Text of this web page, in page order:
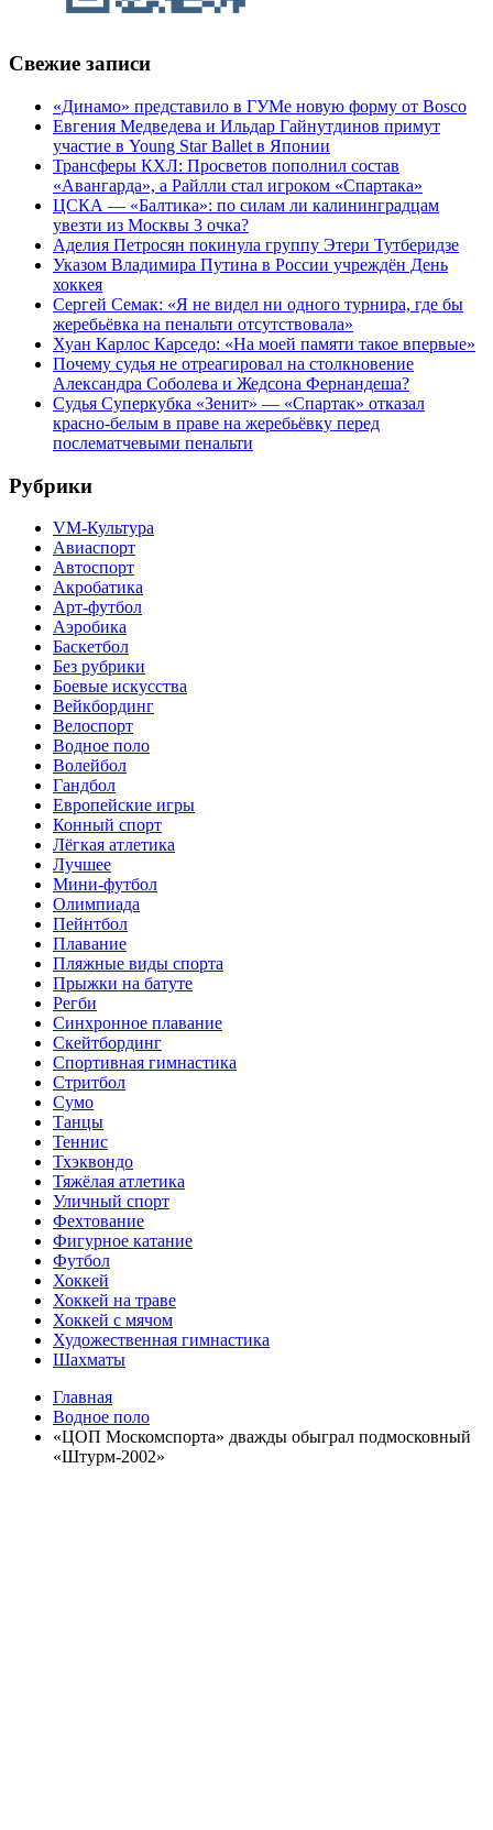
Свежие записи
«Динамо» представило в ГУМе новую форму от Bosco
Евгения Медведева и Ильдар Гайнутдинов примут
участие в Young Star Ballet в Японии
Трансферы КХЛ: Просветов пополнил состав
«Авангарда», а Райлли стал игроком «Спартака»
ЦСКА — «Балтика»: по силам ли калининградцам
увезти из Москвы 3 очка?
Аделия Петросян покинула группу Этери Тутберидзе
Указом Владимира Путина в России учреждён День
хоккея
Сергей Семак: «Я не видел ни одного турнира, где бы
жеребьёвка на пенальти отсутствовала»
Хуан Карлос Карседо: «На моей памяти такое впервые»
Почему судья не отреагировал на столкновение
Александра Соболева и Жедсона Фернандеша?
Судья Суперкубка «Зенит» — «Спартак» отказал
красно-белым в праве на жеребьёвку перед
послематчевыми пенальти
Рубрики
VM-Культура
Авиаспорт
Автоспорт
Акробатика
Арт-футбол
Аэробика
Баскетбол
Без рубрики
Боевые искусства
Вейкбординг
Велоспорт
Водное поло
Волейбол
Гандбол
Европейские игры
Конный спорт
Лёгкая атлетика
Лучшее
Мини-футбол
Олимпиада
Пейнтбол
Плавание
Пляжные виды спорта
Прыжки на батуте
Регби
Синхронное плавание
Скейтбординг
Спортивная гимнастика
Стритбол
Сумо
Танцы
Теннис
Тхэквондо
Тяжёлая атлетика
Уличный спорт
Фехтование
Фигурное катание
Футбол
Хоккей
Хоккей на траве
Хоккей с мячом
Художественная гимнастика
Шахматы
Главная
Водное поло
«ЦОП Москомспорта» дважды обыграл подмосковный
«Штурм-2002»